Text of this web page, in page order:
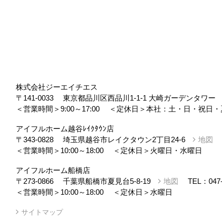
株式会社ジーエイチエス
〒141-0033
東京都品川区西品川1-1-1 大崎ガーデンタワ
＜営業時間＞9:00～17:00
＜定休日＞本社：土・日・祝日
アイフルホーム越谷ﾚｲｸﾀｳﾝ店
〒343-0828
埼玉県越谷市レイクタウン2丁目24-6 地図
＜営業時間＞10:00～18:00
＜定休日＞火曜日・水曜日
アイフルホーム船橋店
〒273-0866
千葉県船橋市夏見台5-8-19 地図 TEL：
＜営業時間＞10:00～18:00
＜定休日＞水曜日
サイトマップ